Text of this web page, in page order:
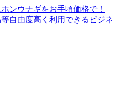
ンウナギをお手頃価格で！
自由度高く利用できるビジネ